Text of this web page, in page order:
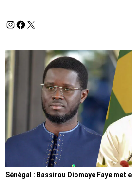
Sénégal : Bassirou Diomaye Faye met